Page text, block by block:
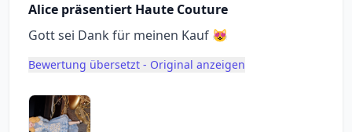
Alice präsentiert Haute Couture
Gott sei Dank für meinen Kauf 😻
Bewertung übersetzt - Original anzeigen